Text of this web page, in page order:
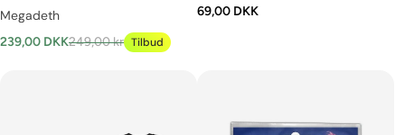
Megadeth
239,00 DKK249,00 kr Tilbud
69,00 DKK